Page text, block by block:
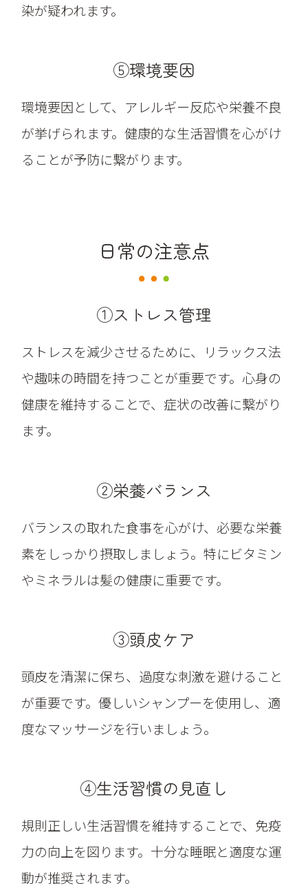
染が疑われます。
⑤環境要因
環境要因として、アレルギー反応や栄養不良
が挙げられます。健康的な生活習慣を心がけ
ることが予防に繋がります。
日常の注意点
①ストレス管理
ストレスを減少させるために、リラックス法
や趣味の時間を持つことが重要です。心身の
健康を維持することで、症状の改善に繋がり
ます。
②栄養バランス
バランスの取れた食事を心がけ、必要な栄養
素をしっかり摂取しましょう。特にビタミン
やミネラルは髪の健康に重要です。
③頭皮ケア
頭皮を清潔に保ち、過度な刺激を避けること
が重要です。優しいシャンプーを使用し、適
度なマッサージを行いましょう。
④生活習慣の見直し
規則正しい生活習慣を維持することで、免疫
力の向上を図ります。十分な睡眠と適度な運
動が推奨されます。